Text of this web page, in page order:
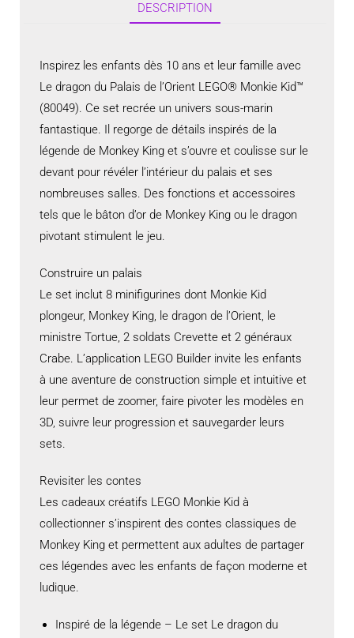
DESCRIPTION
Inspirez les enfants dès 10 ans et leur famille avec
Le dragon du Palais de l’Orient LEGO® Monkie Kid™
(80049). Ce set recrée un univers sous-marin
fantastique. Il regorge de détails inspirés de la
légende de Monkey King et s’ouvre et coulisse sur le
devant pour révéler l’intérieur du palais et ses
nombreuses salles. Des fonctions et accessoires
tels que le bâton d’or de Monkey King ou le dragon
pivotant stimulent le jeu.
Construire un palais
Le set inclut 8 minifigurines dont Monkie Kid
plongeur, Monkey King, le dragon de l’Orient, le
ministre Tortue, 2 soldats Crevette et 2 généraux
Crabe. L’application LEGO Builder invite les enfants
à une aventure de construction simple et intuitive et
leur permet de zoomer, faire pivoter les modèles en
3D, suivre leur progression et sauvegarder leurs
sets.
Revisiter les contes
Les cadeaux créatifs LEGO Monkie Kid à
collectionner s’inspirent des contes classiques de
Monkey King et permettent aux adultes de partager
ces légendes avec les enfants de façon moderne et
ludique.
Inspiré de la légende – Le set Le dragon du